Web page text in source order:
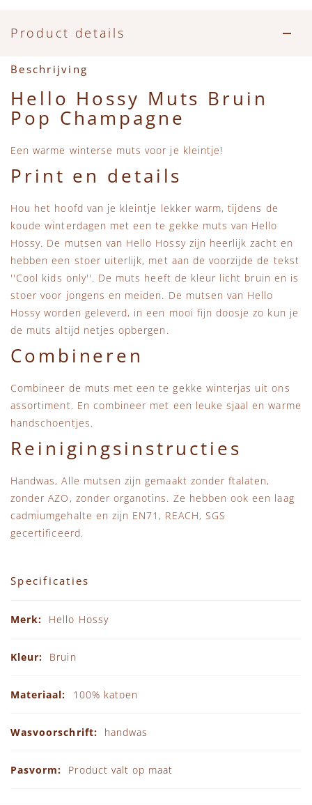
Zwemkleding
Feestkleding
Beren, Speendoekjes en Knuffeldoekjes
Verzorgingsproducten
Beren
Mini Rodini
+1 in the family
New Balance
Piupiuchick
Sproet & Sprout
Tiny Cottons
Product details
Beschrijving
Hello Hossy Muts Bruin
Pop Champagne
Een warme winterse muts voor je kleintje!
Print en details
Hou het hoofd van je kleintje lekker warm, tijdens de
koude winterdagen met een te gekke muts van Hello
Hossy. De mutsen van Hello Hossy zijn heerlijk zacht en
hebben een stoer uiterlijk, met aan de voorzijde de tekst
''Cool kids only''. De muts heeft de kleur licht bruin en is
stoer voor jongens en meiden. De mutsen van Hello
Hossy worden geleverd, in een mooi fijn doosje zo kun je
de muts altijd netjes opbergen.
Combineren
Combineer de muts met een te gekke winterjas uit ons
assortiment. En combineer met een leuke sjaal en warme
handschoentjes.
Reinigingsinstructies
Handwas, Alle mutsen zijn gemaakt zonder ftalaten,
zonder AZO, zonder organotins. Ze hebben ook een laag
cadmiumgehalte en zijn EN71, REACH, SGS
gecertificeerd.
Specificaties
Hello Hossy
Bruin
100% katoen
handwas
Product valt op maat